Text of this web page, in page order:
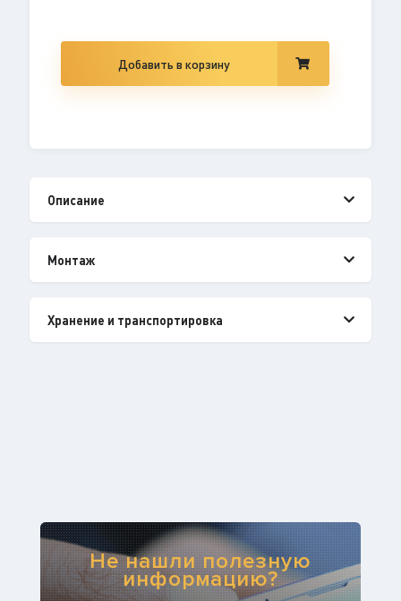
Добавить в корзину
Описание
Монтаж
Хранение и транспортировка
Не нашли полезную
информацию?